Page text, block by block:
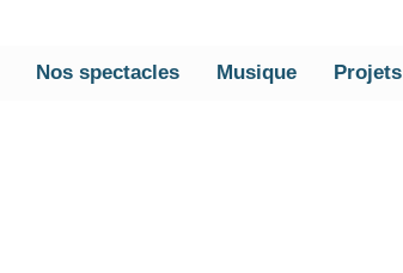
Nos spectacles Musique Projets